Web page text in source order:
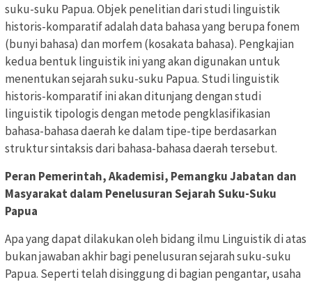
suku-suku Papua. Objek penelitian dari studi linguistik
historis-komparatif adalah data bahasa yang berupa fonem
(bunyi bahasa) dan morfem (kosakata bahasa). Pengkajian
kedua bentuk linguistik ini yang akan digunakan untuk
menentukan sejarah suku-suku Papua. Studi linguistik
historis-komparatif ini akan ditunjang dengan studi
linguistik tipologis dengan metode pengklasifikasian
bahasa-bahasa daerah ke dalam tipe-tipe berdasarkan
struktur sintaksis dari bahasa-bahasa daerah tersebut.
Peran Pemerintah, Akademisi, Pemangku Jabatan dan
Masyarakat dalam Penelusuran Sejarah Suku-Suku
Papua
Apa yang dapat dilakukan oleh bidang ilmu Linguistik di atas
bukan jawaban akhir bagi penelusuran sejarah suku-suku
Papua. Seperti telah disinggung di bagian pengantar, usaha